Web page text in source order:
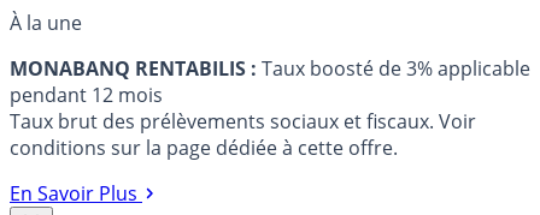
À la une
MONABANQ RENTABILIS : Taux boosté de 3% applicable
pendant 12 mois
Taux brut des prélèvements sociaux et fiscaux. Voir
conditions sur la page dédiée à cette offre.
En Savoir Plus